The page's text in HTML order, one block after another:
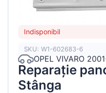
Indisponibil
SKU: W1-602683-6
OPEL VIVARO
Reparație
Stânga